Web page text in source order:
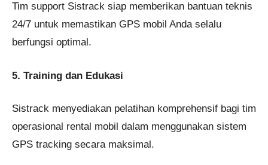
Tim support Sistrack siap memberikan bantuan teknis
24/7 untuk memastikan GPS mobil Anda selalu
berfungsi optimal.
5. Training dan Edukasi
Sistrack menyediakan pelatihan komprehensif bagi tim
operasional rental mobil dalam menggunakan sistem
GPS tracking secara maksimal.